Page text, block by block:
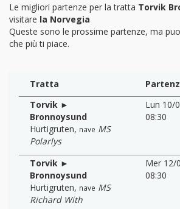
Le migliori partenze per la tratta Torvik
visitare la Norvegia
Queste sono le prossime partenze, ma
che più ti piace.
Tratta
Torvik ►
Bronnoysund
Hurtigruten, nave MS
Polarlys
Lun 10/
08:30
Torvik ►
Bronnoysund
Hurtigruten, nave MS
Richard With
Mer 12/
08:30